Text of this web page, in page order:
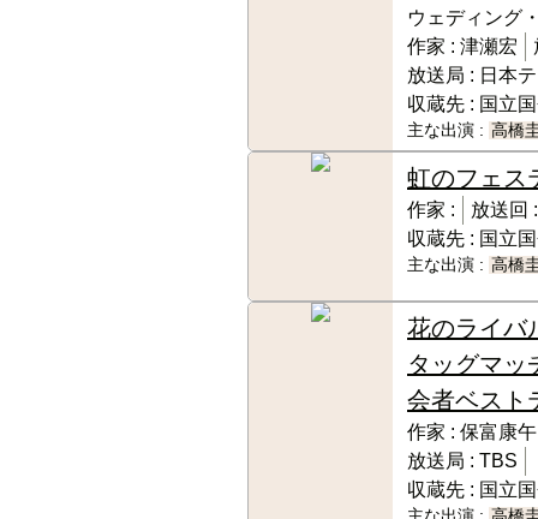
ウェディング
作家 : 津瀬宏
放送局 : 日本
収蔵先 : 国立
主な出演 : 高橋
虹のフェス
作家 :
放送回 :
収蔵先 : 国立
主な出演 : 高橋
花のライバ
タッグマッ
会者ベスト
作家 : 保富康午
放送局 : TBS
収蔵先 : 国立